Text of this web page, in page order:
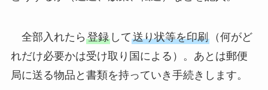
全部入れたら 登録して送り状等を印刷（何がど
れだけ必要かは受け取り国による）。あとは郵便
局に送る物品と書類を持っていき手続きします。